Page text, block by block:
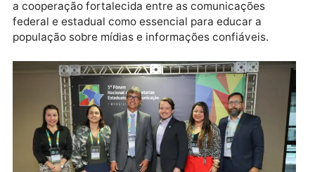
Portela apresentou as iniciativas do Governo
como o projeto Secom Volante e o portal
que já registrou dois milhões de acessos em menos
seis meses.
Ao finalizar, a secretária Rosângela Silva reforçou o
comprometimento dos secretários durante os
que também envolveram a preocupação com os
acidentes graves de trânsito, o combate a fake
a cooperação fortalecida entre as comunicações